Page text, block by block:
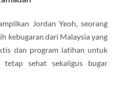
Jordan Yeoh, seorang
kebugaran dari Malaysia yang
dan program latihan untuk
tetap sehat sekaligus bugar